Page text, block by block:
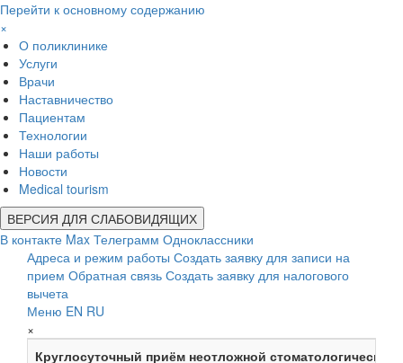
Перейти к основному содержанию
×
О поликлинике
Услуги
Врачи
Наставничество
Пациентам
Технологии
Наши работы
Новости
Medical tourism
ВЕРСИЯ ДЛЯ СЛАБОВИДЯЩИХ
В контакте Max Телеграмм Одноклассники
Адреса и режим работы Создать заявку для записи на
прием Обратная связь Создать заявку для налогового
вычета
Меню EN RU
×
Круглосуточный приём неотложной